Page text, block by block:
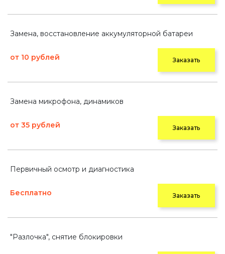
Замена, восстановление аккумуляторной батареи
от 10 рублей Заказать
Замена микрофона, динамиков
от 35 рублей Заказать
Первичный осмотр и диагностика
Бесплатно Заказать
"Разлочка", снятие блокировки